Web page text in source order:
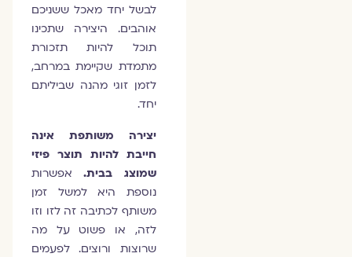
לבשל יחד מאכל ששניכם
אוהבים. היצירה שתכינו
תוכל להיות תזכורת
מתמדת שקיימת במרחב,
לזמן זוגי מהנה שביליתם
יחד.
יצירה משותפת אינה
חייבת להיות תוצר פיזי
שמוצג בבית.אפשרות
נוספת היא למשל זמן
משותף לכתיבה זה לזו וזו
לזה, או פשוט על מה
שרוצות ורוצים. לפעמים